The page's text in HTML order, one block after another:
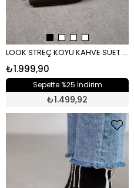
LOOK STREÇ KOYU KAHVE SÜET BOT KAHVE
₺1.999,90
Sepette %25 İndirim
₺1.499,92